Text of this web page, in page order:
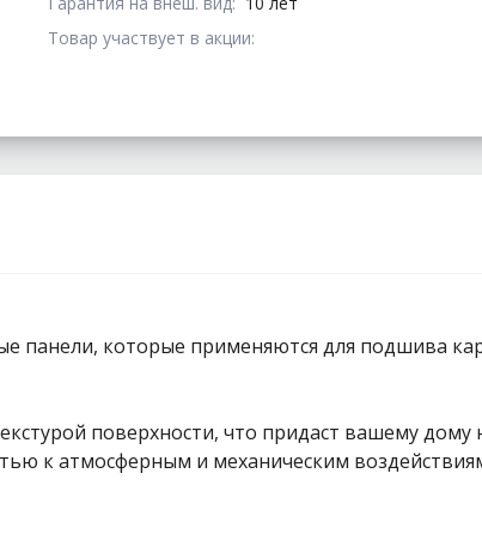
Товар участвует в акции:
панели, которые применяются для подшива
поверхности, что придаст вашему
к атмосферным и механическим